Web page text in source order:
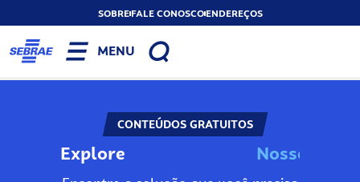
SOBREFALE CONOSCOENDEREÇOS
MENU
CONTEÚDOS GRATUITOS
Explore Noss